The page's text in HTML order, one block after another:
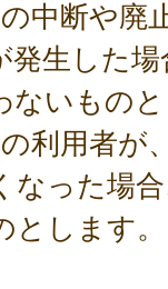
中断や廃
発生した
ないもの
利用者が
なった場
します。